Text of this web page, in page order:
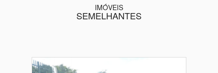
IMÓVEIS
SEMELHANTES